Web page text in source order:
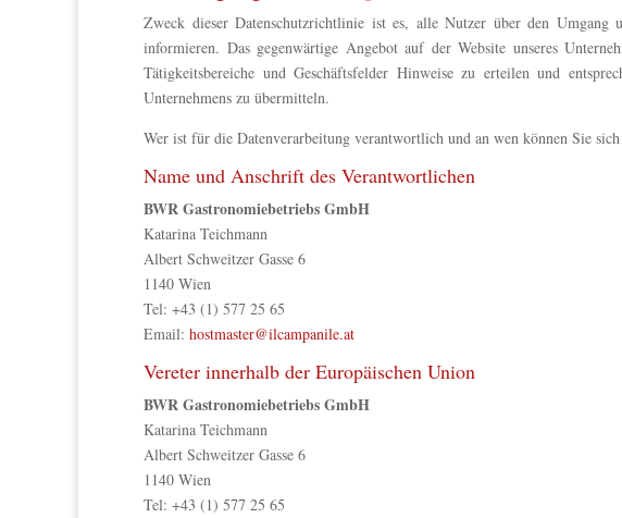
Zweck dieser Datenschutzrichtlinie ist es, alle Nutzer über den Umgang
informieren. Das gegenwärtige Angebot auf der Website unseres
Tätigkeitsbereiche und Geschäftsfelder Hinweise zu erteilen und
Unternehmens zu übermitteln.
Wer ist für die Datenverarbeitung verantwortlich und an wen können Sie sich
Name und Anschrift des Verantwortlichen
BWR Gastronomiebetriebs GmbH
Katarina Teichmann
Albert Schweitzer Gasse 6
1140 Wien
Tel: +43 (1) 577 25 65
Email: hostmaster@ilcampanile.at
Vereter innerhalb der Europäischen Union
BWR Gastronomiebetriebs GmbH
Katarina Teichmann
Albert Schweitzer Gasse 6
1140 Wien
Tel: +43 (1) 577 25 65